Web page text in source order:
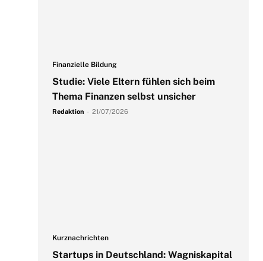
Finanzielle Bildung
Studie: Viele Eltern fühlen sich beim
Thema Finanzen selbst unsicher
Redaktion 21/07/2026
Kurznachrichten
Startups in Deutschland: Wagniskapital